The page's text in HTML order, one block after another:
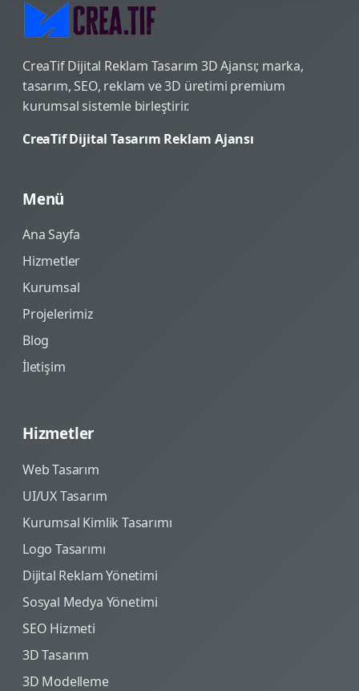
CreaTif Dijital Reklam Tasarım 3D Ajansı; marka,
tasarım, SEO, reklam ve 3D üretimi premium
kurumsal sistemle birleştirir.
CreaTif Dijital Tasarım Reklam Ajansı
Menü
Ana Sayfa
Hizmetler
Kurumsal
Projelerimiz
Blog
İletişim
Hizmetler
Web Tasarım
UI/UX Tasarım
Kurumsal Kimlik Tasarımı
Logo Tasarımı
Dijital Reklam Yönetimi
Sosyal Medya Yönetimi
SEO Hizmeti
3D Tasarım
3D Modelleme